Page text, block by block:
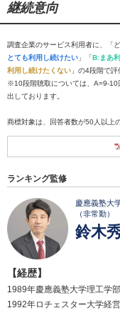
継続意向
調査企業のサービス利用者に、「
とても利用し続けたい 」「B:まあ
利用し続けたくない 」の4段階で
※10段階聴取については、A=9-10
出しております。
商標対象は、回答者数が50人以上
ランキング監修
慶應義塾大
（非常勤）
鈴木
【経歴】
1989年慶應義塾大学理工学
1992年ロチェスター大学経